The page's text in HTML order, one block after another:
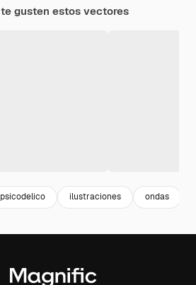
gusten estos vectores
psicodelico ilustraciones ondas